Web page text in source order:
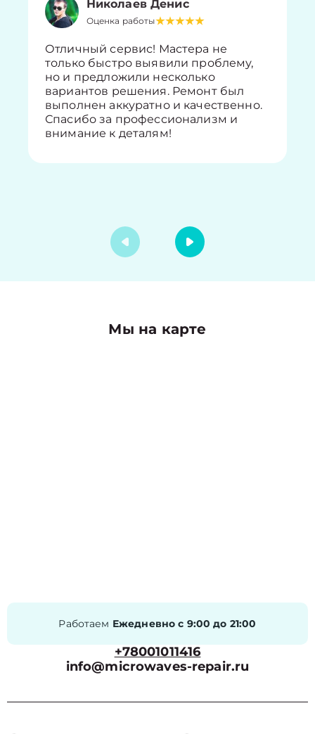
Николаев Денис
Оценка работы
Отличный сервис! Мастера не
только быстро выявили проблему,
но и предложили несколько
вариантов решения. Ремонт был
выполнен аккуратно и качественно.
Спасибо за профессионализм и
внимание к деталям!
Мы на карте
Работаем Ежедневно с 9:00 до 21:00
+78001011416
info@microwaves-repair.ru